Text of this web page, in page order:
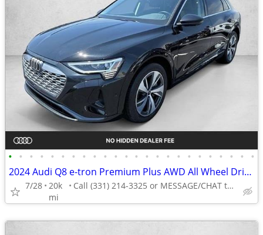
• • • • • • • • • • • • • • • • • • • • • • • •
2024 Audi Q8 e-tron Premium Plus AWD All Wheel Drive Certified SUV Electric AUTO
7/28 20k
mi
Call (331) 214-3325 or MESSAGE/CHAT to confirm availability